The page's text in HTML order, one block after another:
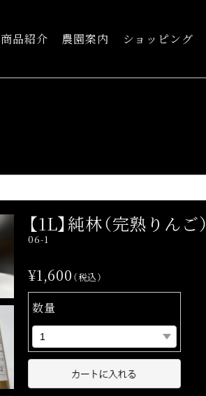
商品紹介 農園案内 ショッピング
【1L】純林（完熟りんご）
06-1
¥1,600 （税込）
数量